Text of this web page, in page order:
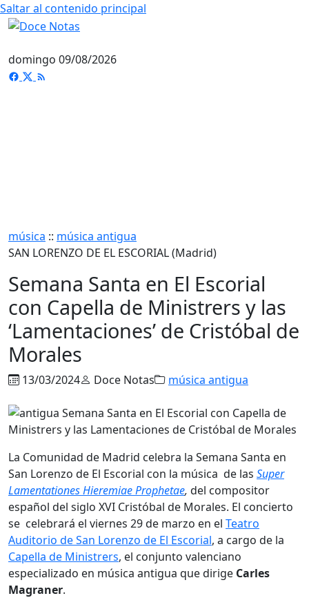
Saltar al contenido principal
domingo 09/08/2026
música :: música antigua
SAN LORENZO DE EL ESCORIAL (Madrid)
Semana Santa en El Escorial
con Capella de Ministrers y las
‘Lamentaciones’ de Cristóbal de
Morales
13/03/2024 Doce Notas música antigua
La Comunidad de Madrid celebra la Semana Santa en
San Lorenzo de El Escorial con la música de las Super
Lamentationes Hieremiae Prophetae, del compositor
español del siglo XVI Cristóbal de Morales. El concierto
se celebrará el viernes 29 de marzo en el Teatro
Auditorio de San Lorenzo de El Escorial, a cargo de la
Capella de Ministrers, el conjunto valenciano
especializado en música antigua que dirige Carles
Magraner.